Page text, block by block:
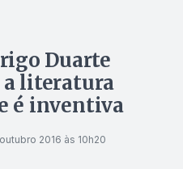
Duarte
a literatura
é inventiva
2016 às 10h20